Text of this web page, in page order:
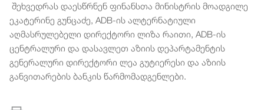
შეხვედრას დაესწრნენ ფინანსთა მინისტრის მოადგილე
ეკატერინე გუნცაძე, ADB-ის ალტერნატიული
აღმასრულებელი დირექტორი ლიზა რაითი, ADB-ის
ცენტრალური და დასავლეთ აზიის დეპარტამენტის
გენერალური დირექტორი ლეა გუტიერესი და აზიის
განვითარების ბანკის წარმომადგენლები.